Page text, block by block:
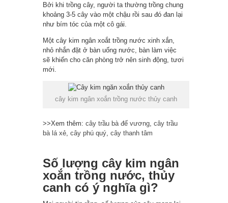
Bởi khi trồng cây, người ta thường trồng chung
khoảng 3-5 cây vào một chậu rồi sau đó đan lại
như bím tóc của một cô gái.
Một cây kim ngân xoắt trồng nước xinh xắn,
nhỏ nhắn đặt ở bàn uống nước, bàn làm việc
sẽ khiến cho căn phòng trở nên sinh động, tươi
mới.
cây kim ngân xoắn trồng nước thủy canh
>>Xem thêm: cây trầu bà đế vương, cây trầu
bà lá xẻ, cây phú quý, cây thanh tâm
Số lượng cây kim ngân
xoắn trồng nước, thủy
canh có ý nghĩa gì?